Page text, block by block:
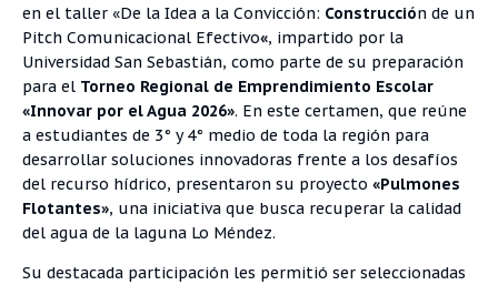
en el taller «De la Idea a la Convicción: Construcción de un
Pitch Comunicacional Efectivo«, impartido por la
Universidad San Sebastián, como parte de su preparación
para el Torneo Regional de Emprendimiento Escolar
«Innovar por el Agua 2026». En este certamen, que reúne
a estudiantes de 3° y 4° medio de toda la región para
desarrollar soluciones innovadoras frente a los desafíos
del recurso hídrico, presentaron su proyecto «Pulmones
Flotantes», una iniciativa que busca recuperar la calidad
del agua de la laguna Lo Méndez.
Su destacada participación les permitió ser seleccionadas